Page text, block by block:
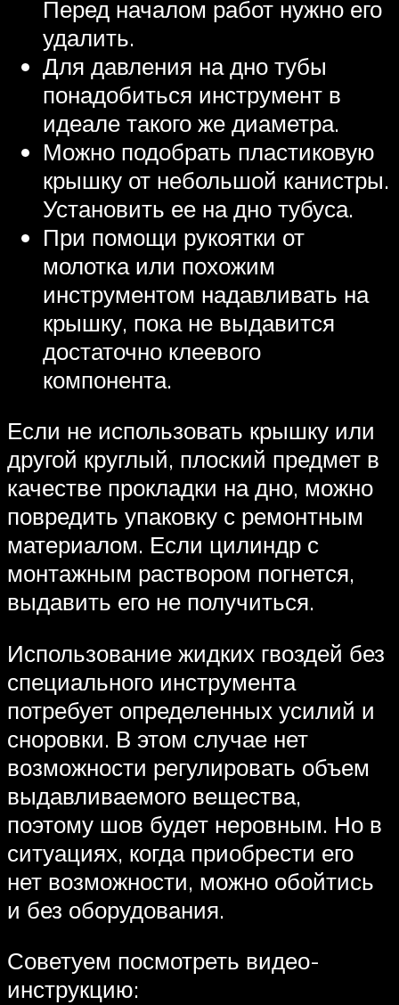
Перед началом работ нужно его
удалить.
Для давления на дно тубы
понадобиться инструмент в
идеале такого же диаметра.
Можно подобрать пластиковую
крышку от небольшой канистры.
Установить ее на дно тубуса.
При помощи рукоятки от
молотка или похожим
инструментом надавливать на
крышку, пока не выдавится
достаточно клеевого
компонента.
Если не использовать крышку или
другой круглый, плоский предмет в
качестве прокладки на дно, можно
повредить упаковку с ремонтным
материалом. Если цилиндр с
монтажным раствором погнется,
выдавить его не получиться.
Использование жидких гвоздей без
специального инструмента
потребует определенных усилий и
сноровки. В этом случае нет
возможности регулировать объем
выдавливаемого вещества,
поэтому шов будет неровным. Но в
ситуациях, когда приобрести его
нет возможности, можно обойтись
и без оборудования.
Советуем посмотреть видео-
инструкцию: